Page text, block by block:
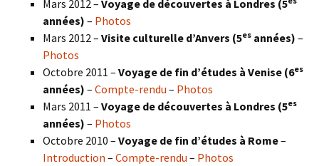
Mars 2012 – Voyage de découvertes à Londres (5
années) – Photos
Mars 2012 – Visite culturelle d’Anvers (5es années) –
Photos
Octobre 2011 – Voyage de fin d’études à Venise (6es
années) – Compte-rendu – Photos
Mars 2011 – Voyage de découvertes à Londres (5es
années) – Photos
Octobre 2010 – Voyage de fin d’études à Rome–
Introduction – Compte-rendu – Photos